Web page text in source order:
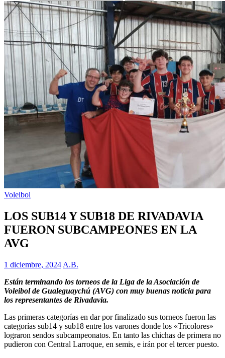
Voleibol
LOS SUB14 Y SUB18 DE RIVADAVIA
FUERON SUBCAMPEONES EN LA
AVG
1 diciembre, 2024 A.B.
Están terminando los torneos de la Liga de la Asociación de
Voleibol de Gualeguaychú (AVG) con muy buenas noticia para
los representantes de Rivadavia.
Las primeras categorías en dar por finalizado sus torneos fueron las
categorías sub14 y sub18 entre los varones donde los «Tricolores»
lograron sendos subcampeonatos. En tanto las chichas de primera no
pudieron con Central Larroque, en semis, e irán por el tercer puesto.